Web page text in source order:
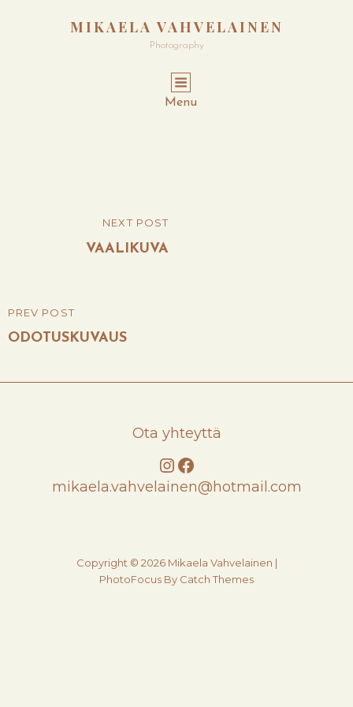
MIKAELA VAHVELAINEN
Photography
Menu
navigation
PREVIOUS
POST
PREV POST
ODOTUSKUVAUS
NEXT POST
VAALIKUVA
Ota yhteyttä
Instagram
Facebook
mikaela.vahvelainen@hotmail.com
Copyright © 2026 Mikaela Vahvelainen |
PhotoFocus By Catch Themes